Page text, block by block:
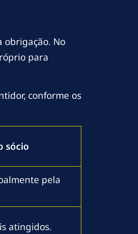
obrigação. No
para
conforme os
sócio
pela
atingidos.